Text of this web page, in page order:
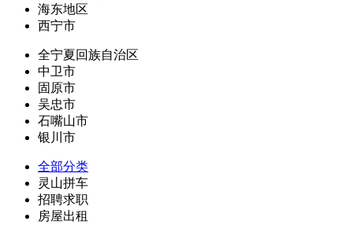
海东地区
西宁市
全宁夏回族自治区
中卫市
固原市
吴忠市
石嘴山市
银川市
全部分类
灵山拼车
招聘求职
房屋出租